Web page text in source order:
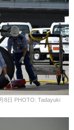
8日 PHOTO: Tadayuki